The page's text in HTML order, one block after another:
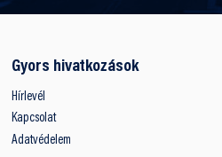
Gyors hivatkozások
Hírlevél
Kapcsolat
Adatvédelem